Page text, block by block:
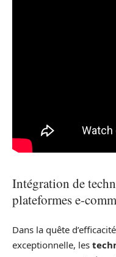
Intégration de
plateformes e-
Dans la quête
exceptionnelle, les